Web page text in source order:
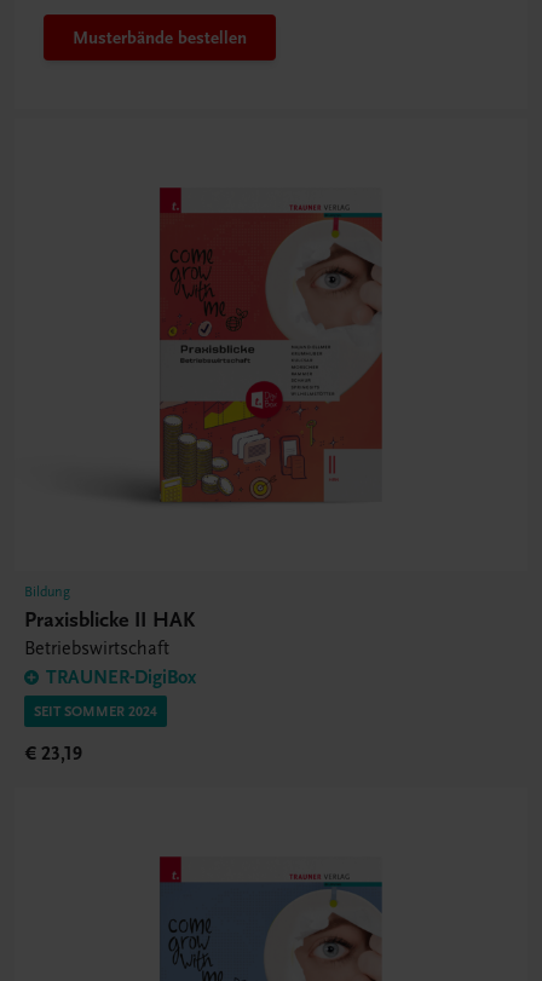
Musterbände bestellen
Bildung
Praxisblicke II HAK
Betriebswirtschaft
TRAUNER-DigiBox
SEIT SOMMER 2024
€ 23,19